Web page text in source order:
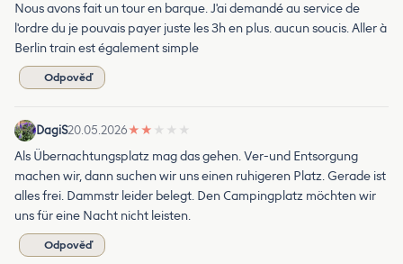
Nous avons fait un tour en barque. J'ai demandé au service de
l'ordre du je pouvais payer juste les 3h en plus. aucun soucis. Aller à
Berlin train est également simple
Odpověď
DagiS20.05.2026★ ★ ★ ★ ★
Als Übernachtungsplatz mag das gehen. Ver-und Entsorgung
machen wir, dann suchen wir uns einen ruhigeren Platz. Gerade ist
alles frei. Dammstr leider belegt. Den Campingplatz möchten wir
uns für eine Nacht nicht leisten.
Odpověď